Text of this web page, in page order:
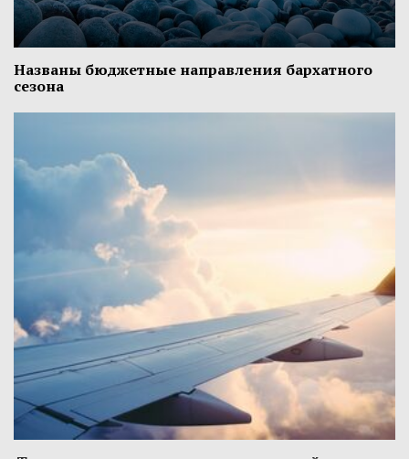
Названы бюджетные направления бархатного
сезона